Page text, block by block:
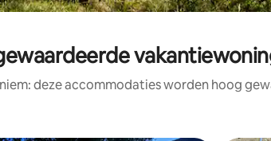
deze accommodaties worden hoog